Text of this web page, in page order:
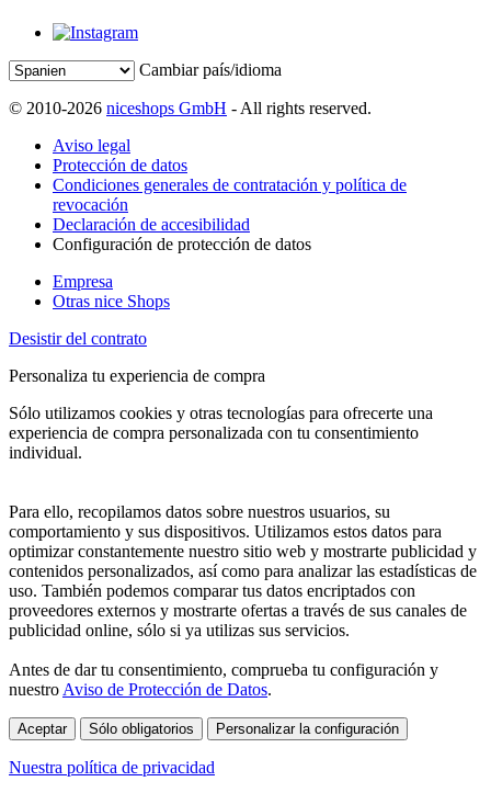
Cambiar país/idioma
© 2010-2026 niceshops GmbH - All rights reserved.
Aviso legal
Protección de datos
Condiciones generales de contratación y política de
revocación
Declaración de accesibilidad
Configuración de protección de datos
Empresa
Otras nice Shops
Desistir del contrato
Personaliza tu experiencia de compra
Sólo utilizamos cookies y otras tecnologías para ofrecerte una
experiencia de compra personalizada con tu consentimiento
individual.
Para ello, recopilamos datos sobre nuestros usuarios, su
comportamiento y sus dispositivos. Utilizamos estos datos para
optimizar constantemente nuestro sitio web y mostrarte publicidad y
contenidos personalizados, así como para analizar las estadísticas de
uso. También podemos comparar tus datos encriptados con
proveedores externos y mostrarte ofertas a través de sus canales de
publicidad online, sólo si ya utilizas sus servicios.
Antes de dar tu consentimiento, comprueba tu configuración y
nuestro Aviso de Protección de Datos.
Aceptar Sólo obligatorios Personalizar la configuración
Nuestra política de privacidad